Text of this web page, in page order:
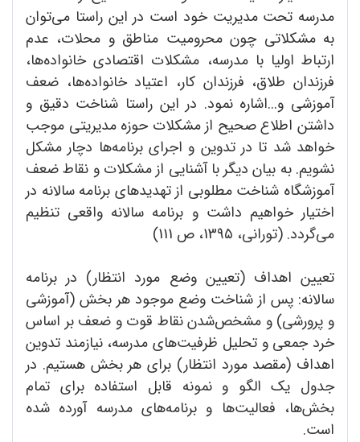
مدرسه تحت مدیریت خود است در این راستا می‌توان
به مشکلاتی چون محرومیت مناطق و محلات، عدم
ارتباط اولیا با مدرسه‌، مشکلات اقتصادی خانواده‌ها،
فرزندان طلاق، فرزندان کار، اعتیاد خانواده‌ها، ضعف
آموزشی و...اشاره نمود. در این راستا شناخت دقیق و
داشتن اطلاع صحیح از مشکلات حوزه مدیریتی موجب
خواهد شد تا در تدوین و اجرای برنامه‌ها دچار مشکل
نشویم. به بیان دیگر با آشنایی از مشکلات و نقاط ضعف
آموزشگاه شناخت مطلوبی از تهدیدهای برنامه سالانه در
اختیار خواهیم داشت و برنامه سالانه واقعی تنظیم
می‌گردد. (تورانی، 139٥، ص 111)
تعیین اهداف (تعیین وضع مورد انتظار) در برنامه
سالانه: پس از شناخت وضع موجود هر بخش (آموزشی
و پرورشی) و مشخص‌شدن نقاط قوت و ضعف بر اساس
خرد جمعی و تحلیل ظرفیت‌های مدرسه، نیازمند تدوین
اهداف (مقصد مورد انتظار) برای هر بخش‌ هستیم. در
جدول یک الگو و نمونه قابل استفاده برای تمام
بخش‌ها، فعالیت‌ها و برنامه‌های مدرسه آورده شده
است.